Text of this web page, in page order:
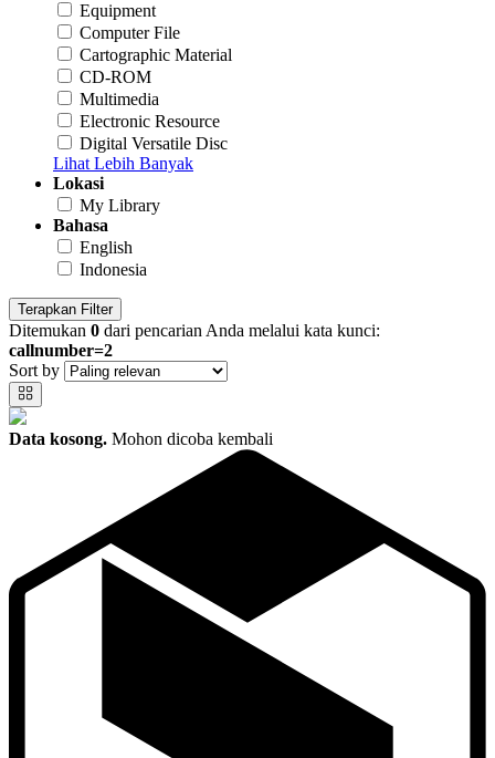
Equipment
Computer File
Cartographic Material
CD-ROM
Multimedia
Electronic Resource
Digital Versatile Disc
Lihat Lebih Banyak
Lokasi
My Library
Bahasa
English
Indonesia
Terapkan Filter
Ditemukan 0 dari pencarian Anda melalui kata kunci:
callnumber=2
Sort by
Data kosong. Mohon dicoba kembali